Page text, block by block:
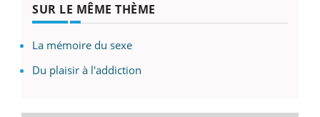
SUR LE MÊME THÈME
La mémoire du sexe
Du plaisir à l'addiction